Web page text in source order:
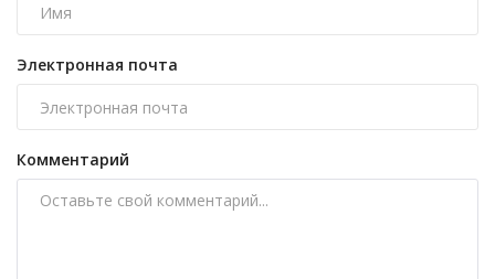
Электронная почта
Комментарий